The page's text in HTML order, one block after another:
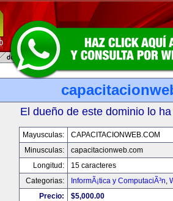
El dueño de este dominio lo
Mayusculas:
CAPACITACIONWEB.COM
Minusculas:
capacitacionweb.com
Longitud:
15 caracteres
Categorias:
InformÃ¡tica y ComputaciÃ³n,
Precio:
$5,000.00